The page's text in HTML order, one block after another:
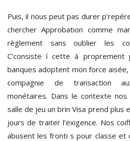
Puis, il nous peut pas durer
chercher Approbation comme
règlement sans oublier les
C’consiste í cette à proprement
banques adoptent mon force
compagnie de transaction
monétaires. Dans le contexte
salle de jeu un brin Visa prend plus
jours de traiter l’exigence. Nos
abusent les fronti s pour classe et